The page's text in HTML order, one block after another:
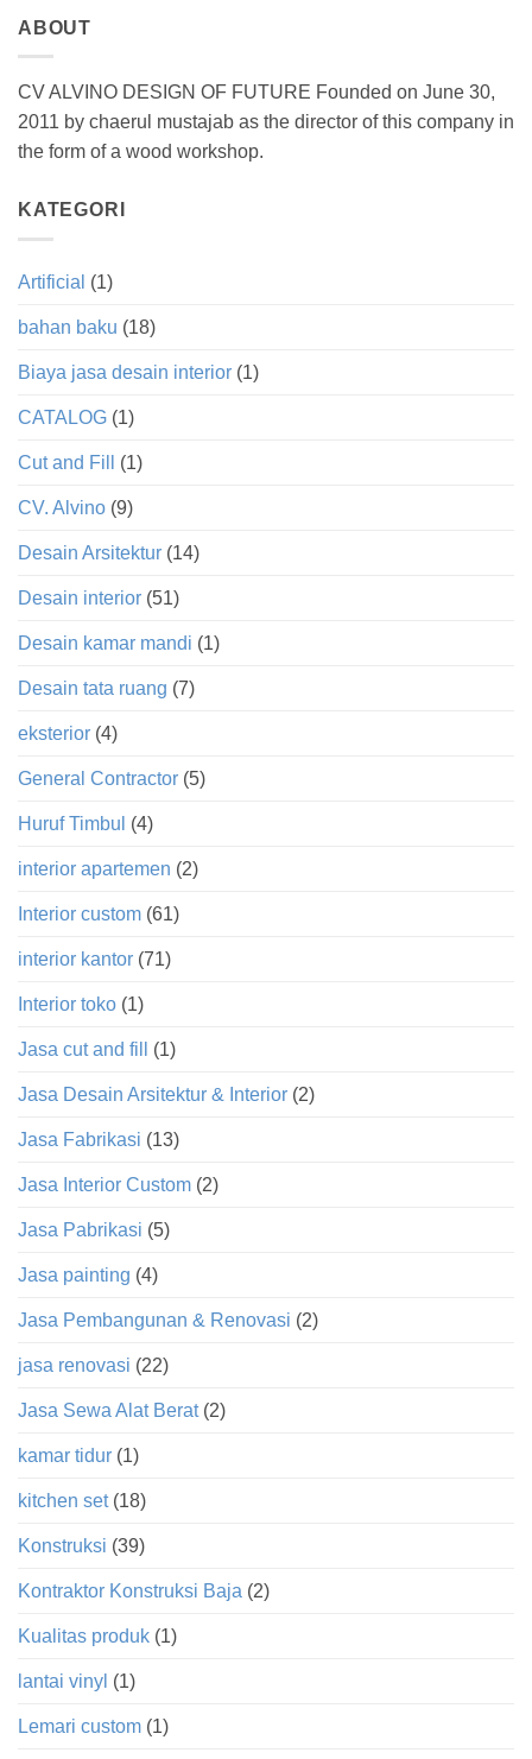
ABOUT
CV ALVINO DESIGN OF FUTURE Founded on June 30,
2011 by chaerul mustajab as the director of this company in
the form of a wood workshop.
KATEGORI
Artificial (1)
bahan baku (18)
Biaya jasa desain interior (1)
CATALOG (1)
Cut and Fill (1)
CV. Alvino (9)
Desain Arsitektur (14)
Desain interior (51)
Desain kamar mandi (1)
Desain tata ruang (7)
eksterior (4)
General Contractor (5)
Huruf Timbul (4)
interior apartemen (2)
Interior custom (61)
interior kantor (71)
Interior toko (1)
Jasa cut and fill (1)
Jasa Desain Arsitektur & Interior (2)
Jasa Fabrikasi (13)
Jasa Interior Custom (2)
Jasa Pabrikasi (5)
Jasa painting (4)
Jasa Pembangunan & Renovasi (2)
jasa renovasi (22)
Jasa Sewa Alat Berat(2)
kamar tidur (1)
kitchen set(18)
Konstruksi (39)
Kontraktor Konstruksi Baja (2)
Kualitas produk (1)
lantai vinyl (1)
Lemari custom (1)